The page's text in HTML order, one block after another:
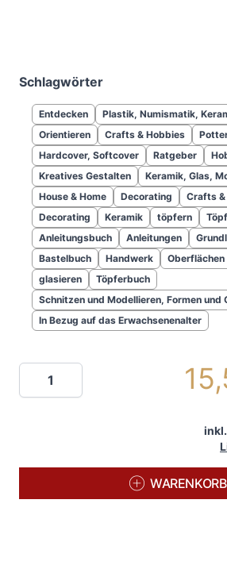
Schlagwörter
Entdecken
Plastik, Numismatik,
Orientieren
Crafts & Hobbies
Hardcover, Softcover
Ratgeber
Kreatives Gestalten
Keramik, Glas,
House & Home
Decorating
Crafts
Decorating
Keramik töpfern
Anleitungsbuch
Anleitungen
Bastelbuch
Handwerk
glasieren
Töpferbuch
Schnitzen und Modellieren, Formen und
In Bezug auf das Erwachsenenalter
Menge
WARENKORB